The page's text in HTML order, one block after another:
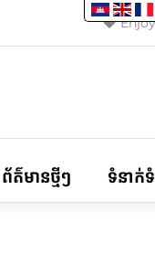
Enjoy
ព័ត៌មានថ្មីៗ ទំនាក់